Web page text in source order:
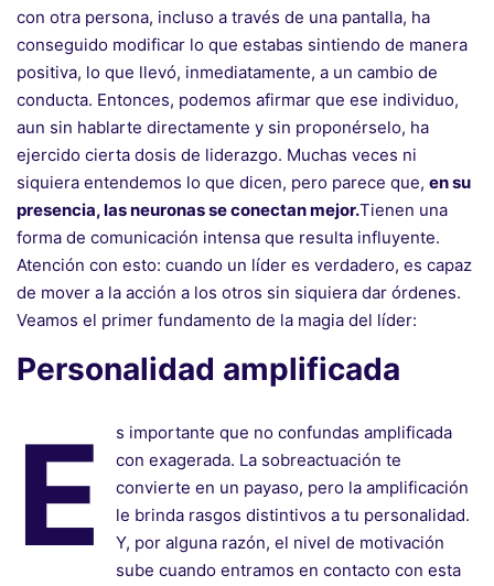
con otra persona, incluso a través de una pantalla, ha
conseguido modificar lo que estabas sintiendo de manera
positiva, lo que llevó, inmediatamente, a un cambio de
conducta. Entonces, podemos afirmar que ese individuo,
aun sin hablarte directamente y sin proponérselo, ha
ejercido cierta dosis de liderazgo. Muchas veces ni
siquiera entendemos lo que dicen, pero parece que, en su
presencia, las neuronas se conectan mejor.Tienen una
forma de comunicación intensa que resulta influyente.
Atención con esto: cuando un líder es verdadero, es capaz
de mover a la acción a los otros sin siquiera dar órdenes.
Veamos el primer fundamento de la magia del líder:
Personalidad amplificada
E
s importante que no confundas amplificada
con exagerada. La sobreactuación te
convierte en un payaso, pero la amplificación
le brinda rasgos distintivos a tu personalidad.
Y, por alguna razón, el nivel de motivación
sube cuando entramos en contacto con esta